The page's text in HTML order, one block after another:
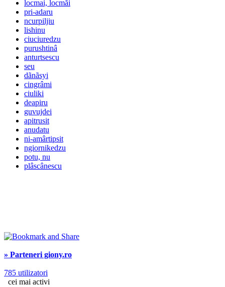
locmai, locmăi
pri-adaru
ncurpiljiu
lishinu
ciuciuredzu
purushtinâ
anturtsescu
seu
dãnãsyi
cingrâmi
ciuliki
deapiru
guvujdei
apitrusit
anudatu
ni-amârtipsit
ngiornikedzu
potu, nu
plâscânescu
» Parteneri giony.ro
785 utilizatori
cei mai activi